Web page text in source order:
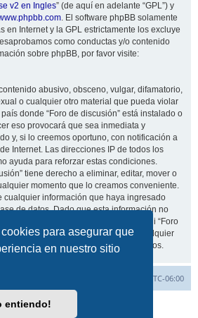
para asegurar que
en nuestro sitio
entiendo!
v2 en Ingles” (de aquí en adelante “GPL”) y
. El software phpBB solamente
en Internet y la GPL estrictamente los excluye
como conductas y/o contenido
sobre phpBB, por favor visite:
abusivo, obsceno, vulgar, difamatorio,
o cualquier otro material que pueda violar
donde “Foro de discusión” está instalado o
eso provocará que sea inmediata y
y, si lo creemos oportuno, con notificación a
Internet. Las direcciones IP de todos los
ayuda para reforzar estas condiciones.
tiene derecho a eliminar, editar, mover o
momento que lo creamos conveniente.
cualquier información que haya ingresado
de datos. Dado que esta información no
tercera parte sin su consentimiento, ni “Foro
considerarse responsables por cualquier
a que los datos sean comprometidos.
UTC-06:00
phpBB® Forum Software © phpBB Limited